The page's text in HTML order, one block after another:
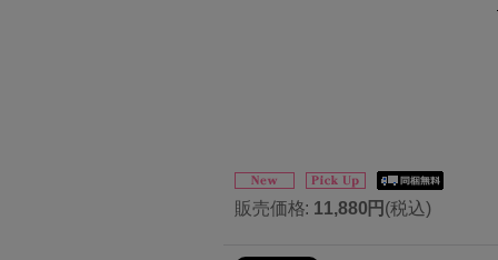
販売価格: 11,880円 (税込)